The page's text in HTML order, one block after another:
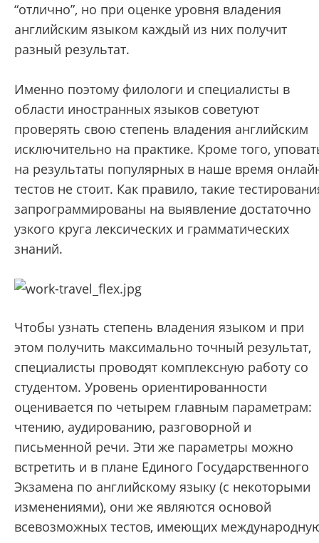
“отлично”, но при оценке уровня владения
английским языком каждый из них получит
разный результат.
Именно поэтому филологи и специалисты в
области иностранных языков советуют
проверять свою степень владения английским
исключительно на практике. Кроме того,
на результаты популярных в наше время
тестов не стоит. Как правило, такие
запрограммированы на выявление достаточно
узкого круга лексических и грамматических
знаний.
Чтобы узнать степень владения языком и при
этом получить максимально точный результат,
специалисты проводят комплексную работу со
студентом. Уровень ориентированности
оценивается по четырем главным параметрам:
чтению, аудированию, разговорной и
письменной речи. Эти же параметры можно
встретить и в плане Единого Государственного
Экзамена по английскому языку (с некоторыми
изменениями), они же являются основой
всевозможных тестов, имеющих